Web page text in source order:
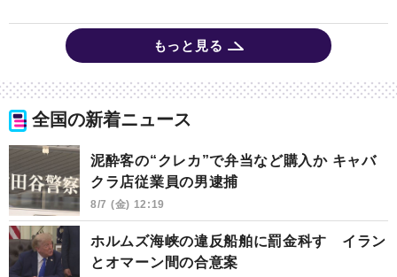
もっと見る
全国の新着ニュース
泥酔客の“クレカ”で弁当など購入か キャバ
クラ店従業員の男逮捕
8/7 (金) 12:19
ホルムズ海峡の違反船舶に罰金科す イラン
とオマーン間の合意案